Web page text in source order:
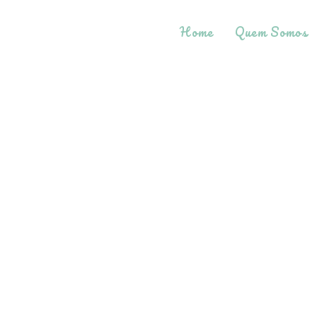
Home Quem Somos